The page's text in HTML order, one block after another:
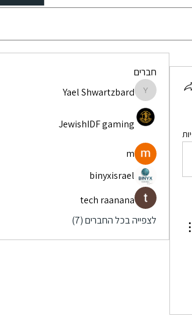
חברים
Yael Shwartzbard
Yael Shwartzbard
JewishIDF gaming
m
binyxisrael
tech raanana
לצפייה בכל החברים (7)